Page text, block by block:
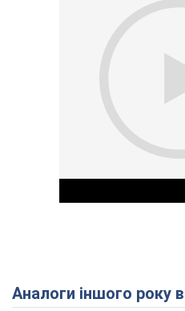
Аналоги іншого року